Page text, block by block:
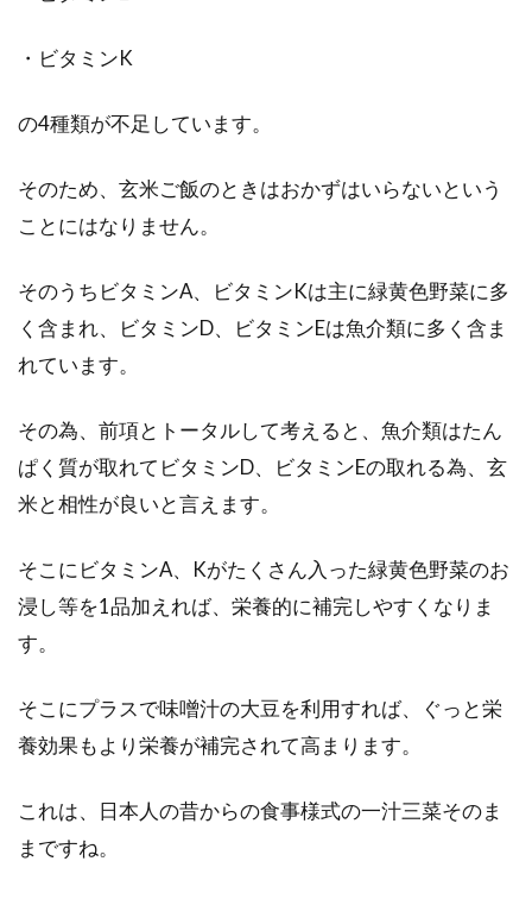
・ビタミンK
の4種類が不足しています。
そのため、玄米ご飯のときはおかずはいらないという
ことにはなりません。
そのうちビタミンA、ビタミンKは主に緑黄色野菜に多
く含まれ、ビタミンD、ビタミンEは魚介類に多く含ま
れています。
その為、前項とトータルして考えると、魚介類はたん
ぱく質が取れてビタミンD、ビタミンEの取れる為、玄
米と相性が良いと言えます。
そこにビタミンA、Kがたくさん入った緑黄色野菜のお
浸し等を1品加えれば、栄養的に補完しやすくなりま
す。
そこにプラスで味噌汁の大豆を利用すれば、ぐっと栄
養効果もより栄養が補完されて高まります。
これは、日本人の昔からの食事様式の一汁三菜そのま
まですね。